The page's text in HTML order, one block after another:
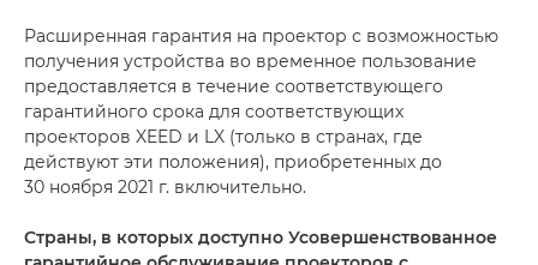
Расширенная гарантия на проектор с возможностью
получения устройства во временное пользование
предоставляется в течение соответствующего
гарантийного срока для соответствующих
проекторов XEED и LX (только в странах, где
действуют эти положения), приобретенных до
30 ноября 2021 г. включительно.
Страны, в которых доступно Усовершенствованное